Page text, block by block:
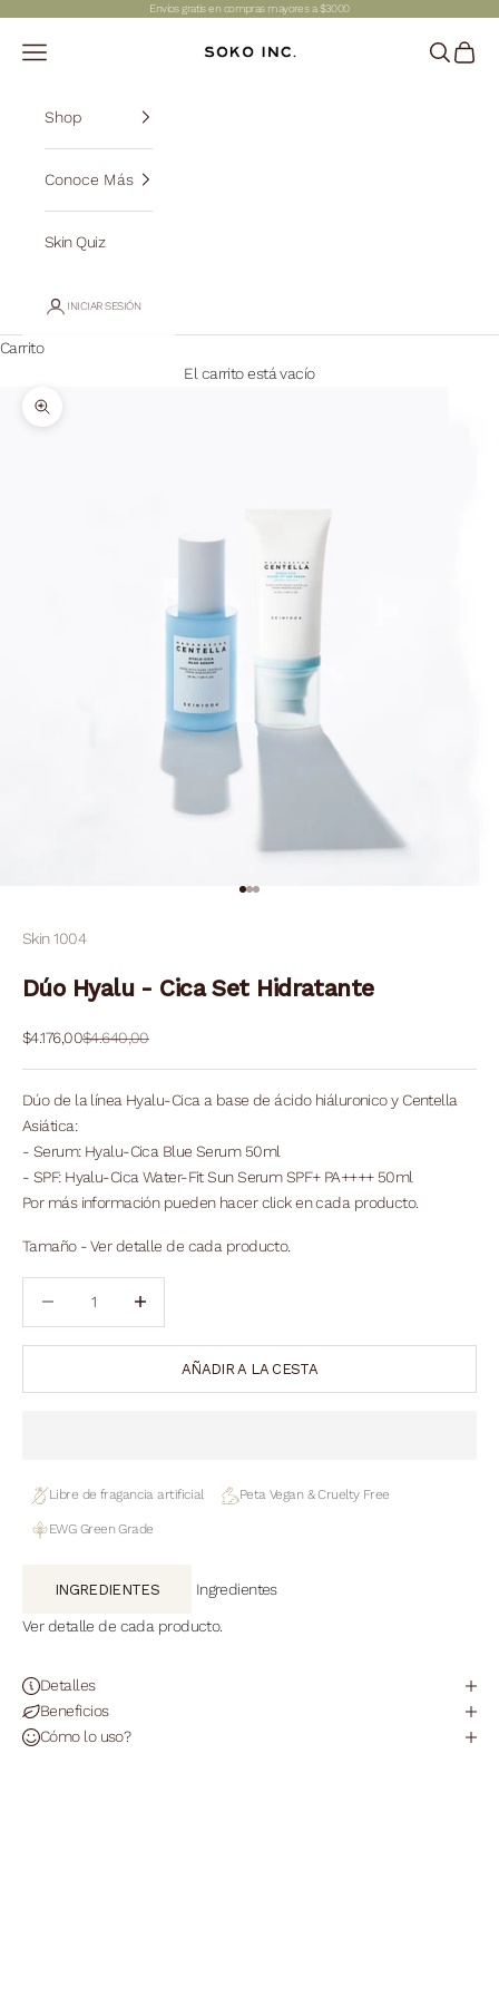
Envíos gratis en compras mayores a $3000
SOKO INC.
Abrir menú de navegación AbrirAbrir
Shop
Conoce Más
Skin Quiz
INICIAR SESIÓN
Carrito
El carrito está vacío
Zoom
Ir al artículo 1
Ir al artículo 2
Ir al artículo 3
Skin 1004
Dúo Hyalu - Cica Set Hidratante
Precio de oferta
$4.176,00Precio normal
$4.640,00
Dúo de la línea Hyalu-Cica a base de ácido hiáluronico y Centella
Asiática:
- Serum: Hyalu-Cica Blue Serum 50ml
- SPF: Hyalu-Cica Water-Fit Sun Serum SPF+ PA++++ 50ml
Por más información pueden hacer click en cada producto.
Tamaño - Ver detalle de cada producto.
AÑADIR A LA CESTA
Libre de fragancia artificial Peta Vegan & Cruelty Free
EWG Green Grade
INGREDIENTES Ingredientes
Ver detalle de cada producto.
Detalles
Beneficios
Cómo lo uso?